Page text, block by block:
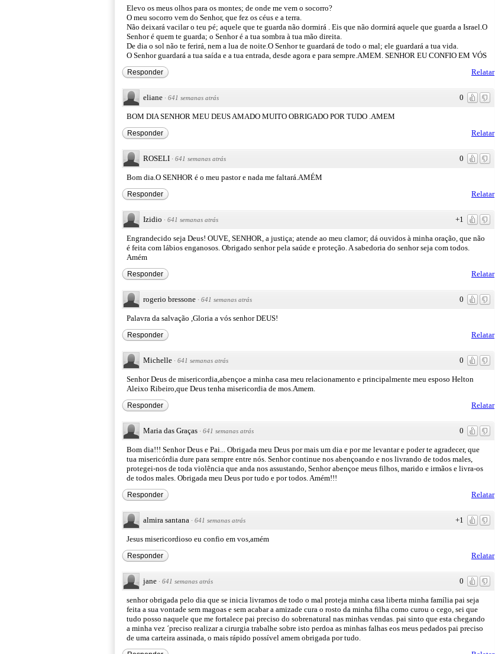
Elevo os meus olhos para os montes; de onde me vem o socorro?
O meu socorro vem do Senhor, que fez os céus e a terra.
Não deixará vacilar o teu pé; aquele que te guarda não dormirá . Eis que não dormirá aquele que guarda a Israel.O
Senhor é quem te guarda; o Senhor é a tua sombra à tua mão direita.
De dia o sol não te ferirá, nem a lua de noite.O Senhor te guardará de todo o mal; ele guardará a tua vida.
O Senhor guardará a tua saída e a tua entrada, desde agora e para sempre.AMEM. SENHOR EU CONFIO EM VÓS
Relatar
Responder
0
eliane · 641 semanas atrás
BOM DIA SENHOR MEU DEUS AMADO MUITO OBRIGADO POR TUDO .AMEM
Relatar
Responder
0
ROSELI · 641 semanas atrás
Bom dia.O SENHOR é o meu pastor e nada me faltará.AMÉM
Relatar
Responder
+1
Izidio · 641 semanas atrás
Engrandecido seja Deus! OUVE, SENHOR, a justiça; atende ao meu clamor; dá ouvidos à minha oração, que não
é feita com lábios enganosos. Obrigado senhor pela saúde e proteção. A sabedoria do senhor seja com todos.
Amém
Relatar
Responder
0
rogerio bressone · 641 semanas atrás
Palavra da salvação ,Gloria a vós senhor DEUS!
Relatar
Responder
0
Michelle · 641 semanas atrás
Senhor Deus de misericordia,abençoe a minha casa meu relacionamento e principalmente meu esposo Helton
Aleixo Ribeiro,que Deus tenha misericordia de mos.Amem.
Relatar
Responder
0
Maria das Graças · 641 semanas atrás
Bom dia!!! Senhor Deus e Pai... Obrigada meu Deus por mais um dia e por me levantar e poder te agradecer, que
tua misericórdia dure para sempre entre nós. Senhor continue nos abençoando e nos livrando de todos males,
protegei-nos de toda violência que anda nos assustando, Senhor abençoe meus filhos, marido e irmãos e livra-os
de todos males. Obrigada meu Deus por tudo e por todos. Amém!!!
Relatar
Responder
+1
almira santana · 641 semanas atrás
Jesus misericordioso eu confio em vos,amém
Relatar
Responder
0
jane · 641 semanas atrás
senhor obrigada pelo dia que se inicia livramos de todo o mal proteja minha casa liberta minha família pai seja
feita a sua vontade sem magoas e sem acabar a amizade cura o rosto da minha filha como curou o cego, sei que
tudo posso naquele que me fortalece pai preciso do sobrenatural nas minhas vendas. pai sinto que esta chegando
a minha vez ´preciso realizar a cirurgia trabalhe sobre isto perdoa as minhas falhas eos meus pedados pai preciso
de uma carteira assinada, o mais rápido possível amem obrigada por tudo.